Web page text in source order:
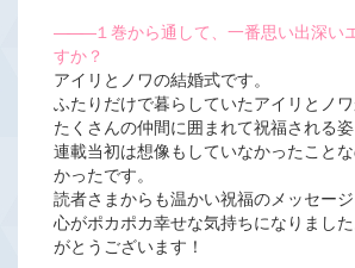
―――１巻から通して、一番思い出深い
すか？
アイリとノワの結婚式です。
ふたりだけで暮らしていたアイリとノワ
たくさんの仲間に囲まれて祝福される
連載当初は想像もしていなかったこと
かったです。
読者さまからも温かい祝福のメッセー
心がポカポカ幸せな気持ちになりまし
がとうございます！